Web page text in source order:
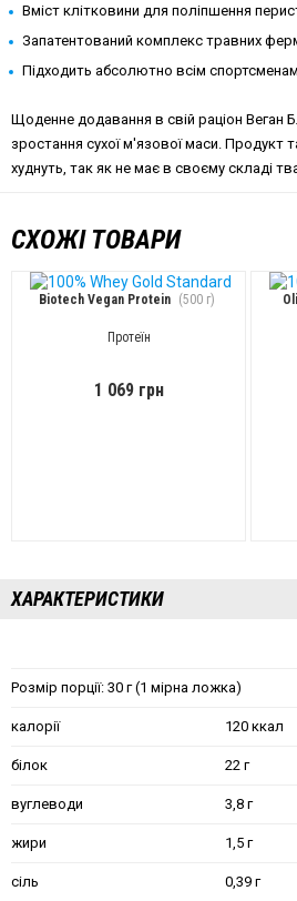
Вміст клітковини для поліпшення
Запатентований комплекс травних
Підходить абсолютно всім спортсменам.
Щоденне додавання в свій раціон Веган
зростання сухої м'язової маси. Продукт
худнуть, так як не має в своєму складі
СХОЖІ ТОВАРИ
Biotech Vegan Protein (500 г)
Протеїн
1 069 грн
ХАРАКТЕРИСТИКИ
Розмір порції: 30 г (1 мірна ложка)
калорії 120 ккал
білок 22 г
вуглеводи 3,8 г
жири 1,5 г
сіль 0,39 г